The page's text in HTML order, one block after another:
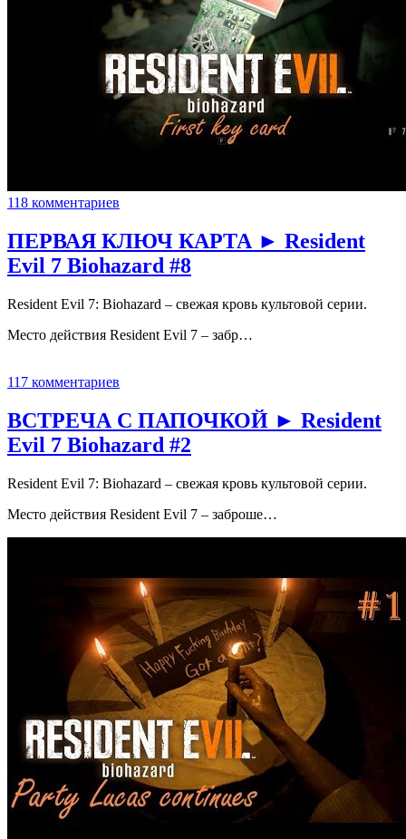
118 комментариев
ПЕРВАЯ КЛЮЧ КАРТА ► Resident
Evil 7 Biohazard #8
Resident Evil 7: Biohazard – свежая кровь культовой серии.
Место действия Resident Evil 7 – забр…
117 комментариев
ВСТРЕЧА С ПАПОЧКОЙ ► Resident
Evil 7 Biohazard #2
Resident Evil 7: Biohazard – свежая кровь культовой серии.
Место действия Resident Evil 7 – заброше…